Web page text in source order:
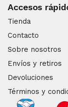
Accesos
Tienda
Contacto
Sobre nosotros
Envíos y retiros
Devoluciones
Términos y